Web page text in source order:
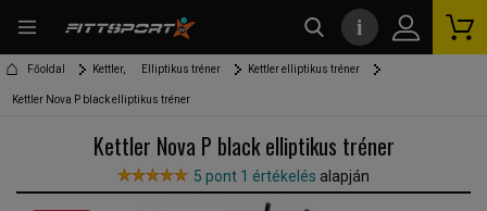
Főoldal Kettler, Elliptikus tréner Kettler elliptikus tréner
Kettler Nova P black elliptikus tréner
Kettler Nova P black elliptikus tréner
5 pont 1 értékelés alapján
i
kereső